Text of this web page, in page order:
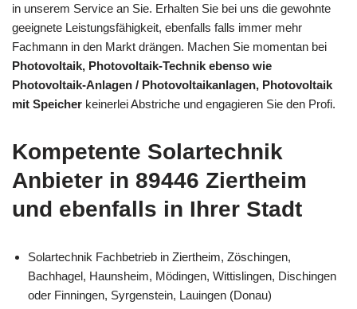
in unserem Service an Sie. Erhalten Sie bei uns die gewohnte
geeignete Leistungsfähigkeit, ebenfalls falls immer mehr
Fachmann in den Markt drängen. Machen Sie momentan bei
Photovoltaik, Photovoltaik-Technik ebenso wie
Photovoltaik-Anlagen / Photovoltaikanlagen, Photovoltaik
mit Speicher keinerlei Abstriche und engagieren Sie den Profi.
Kompetente Solartechnik
Anbieter in 89446 Ziertheim
und ebenfalls in Ihrer Stadt
Solartechnik Fachbetrieb in Ziertheim, Zöschingen,
Bachhagel, Haunsheim, Mödingen, Wittislingen, Dischingen
oder Finningen, Syrgenstein, Lauingen (Donau)